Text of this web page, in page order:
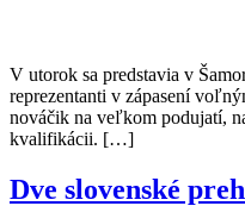
V utorok sa predstavia v
reprezentanti v zápasení
nováčik na veľkom podujatí,
kvalifikácii. […]
Dve slovenské